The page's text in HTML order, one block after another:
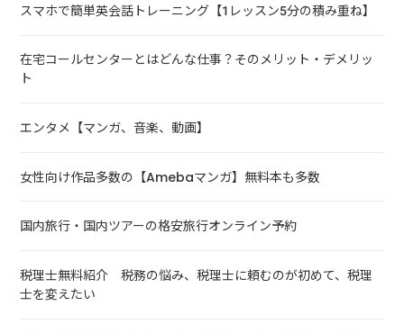
スマホで簡単英会話トレーニング【1レッスン5分の積み重ね】
在宅コールセンターとはどんな仕事？そのメリット・デメリッ
ト
エンタメ【マンガ、音楽、動画】
女性向け作品多数の【Amebaマンガ】無料本も多数
国内旅行・国内ツアーの格安旅行オンライン予約
税理士無料紹介 税務の悩み、税理士に頼むのが初めて、税理
士を変えたい